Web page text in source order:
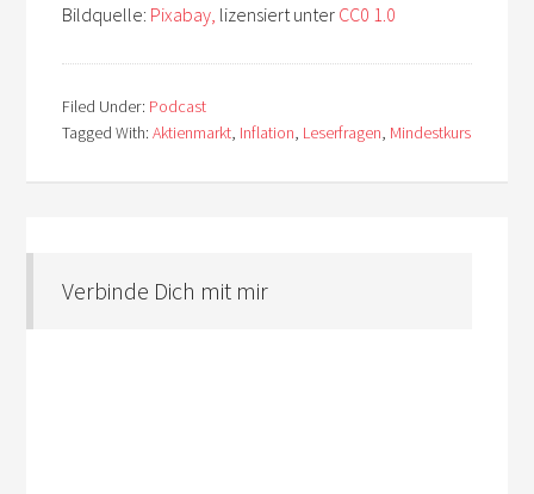
Bildquelle: Pixabay, lizensiert unter CC0 1.0
Filed Under: Podcast
Tagged With:Aktienmarkt, Inflation, Leserfragen, Mindestkurs
Verbinde Dich mit mir